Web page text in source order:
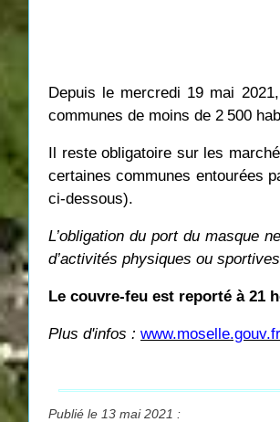
Depuis le mercredi 19 mai 2021,
communes de moins de 2 500
Il reste obligatoire sur les
certaines communes entourées
ci-dessous).
L’obligation du port du masque
d’activités physiques ou
Le couvre-feu est reporté à 21
Plus d'infos :
Publié le 13 mai 2021 :